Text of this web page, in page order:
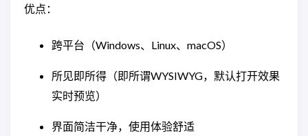
优点：
跨平台（Windows、Linux、macOS）
所见即所得（即所谓WYSIWYG，默认打开效果
实时预览）
界面简洁干净，使用体验舒适